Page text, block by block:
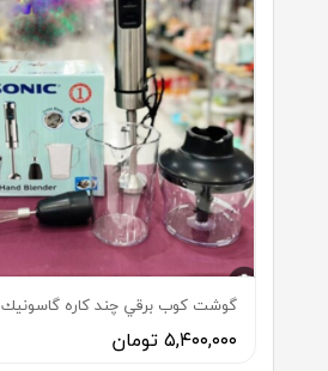
گوشت كوب برقي چند كاره گاسونيك
۵,۴۰۰,۰۰۰ تومان